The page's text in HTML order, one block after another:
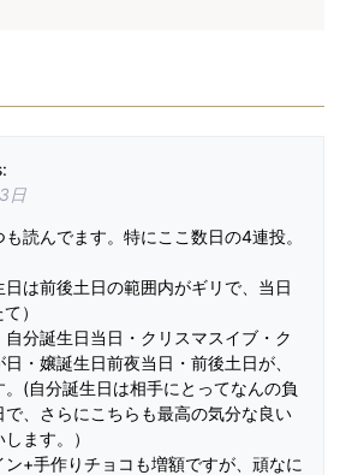
:
日
読んでます。特にここ数日の4連投。
は前後土日の範囲内がギリで、当日
）
分誕生日当日・クリスマスイブ・ク
・嬢誕生日前夜当日・前後土日が、
(自分誕生日は相手にとってなんの負
、さらにこちらも最高の気分な良い
ます。）
+手作りチョコも増額ですが、頑なに